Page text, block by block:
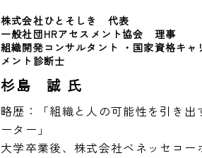
株式会社ひとそしき　代表
一般社団HRアセスメント協会　理事
組織開発コンサルタント ・国家資格キャ
メント診断士
杉島 誠 氏
略歴：「組織と人の可能性を引き
ーター」
大学卒業後、株式会社ベネッセコ